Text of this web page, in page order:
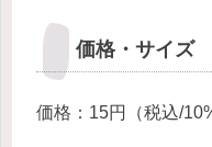
価格・サイズ
価格：15円（税込/